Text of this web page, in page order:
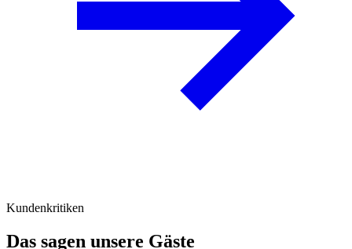
Kundenkritiken
Das sagen unsere Gäste